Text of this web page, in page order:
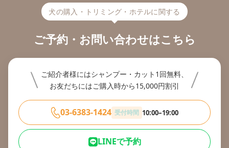
犬の購入・トリミング・ホテルに関する
ご予約・お問い合わせはこちら
ご紹介者様にはシャンプー・カット1回無料、
お友だちにはご購入時から15,000円割引
03-6383-1424 受付時間 10:00–19:00
LINEで予約